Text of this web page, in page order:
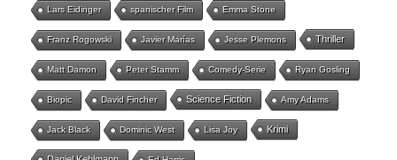
Lars Eidinger spanischer Film Emma Stone
Franz Rogowski Javier Marías Jesse Plemons Thriller
Matt Damon Peter Stamm Comedy-Serie Ryan Gosling
Biopic David Fincher Science Fiction Amy Adams
Jack Black Dominic West Lisa Joy Krimi